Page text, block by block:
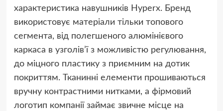
характеристика навушників Hyperx. Бренд
використовує матеріали тільки топового
сегмента, від полегшеного алюмінієвого
каркаса в узголів’ї з можливістю регулювання,
до міцного пластику з приємним на дотик
покриттям. Тканинні елементи прошиваються
вручну контрастними нитками, а фірмовий
логотип компанії займає звичне місце на